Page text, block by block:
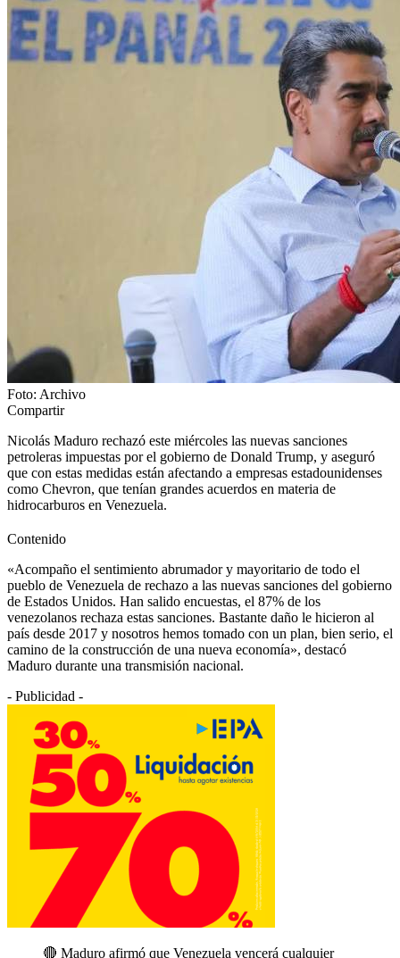
Foto: Archivo
Compartir
Nicolás Maduro rechazó este miércoles las nuevas sanciones
petroleras impuestas por el gobierno de Donald Trump, y aseguró
que con estas medidas están afectando a empresas estadounidenses
como Chevron, que tenían grandes acuerdos en materia de
hidrocarburos en Venezuela.
Contenido
«Acompaño el sentimiento abrumador y mayoritario de todo el
pueblo de Venezuela de rechazo a las nuevas sanciones del gobierno
de Estados Unidos. Han salido encuestas, el 87% de los
venezolanos rechaza estas sanciones. Bastante daño le hicieron al
país desde 2017 y nosotros hemos tomado con un plan, bien serio, el
camino de la construcción de una nueva economía», destacó
Maduro durante una transmisión nacional.
- Publicidad -
🔴 Maduro afirmó que Venezuela vencerá cualquier